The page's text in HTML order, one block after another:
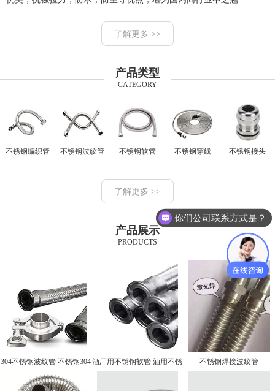
了解更多 >>
产品类型
CATEGORY
不锈钢编织管 不锈钢波纹管 不锈钢软管 不锈钢穿线 不锈钢接头
了解更多 >>
产品展示
PRODUCTS
304不锈钢波纹管 不锈钢304
波纹管
酒厂用不锈钢软管 酒用不锈 不锈钢焊接波纹管
你们公司联系方式是？